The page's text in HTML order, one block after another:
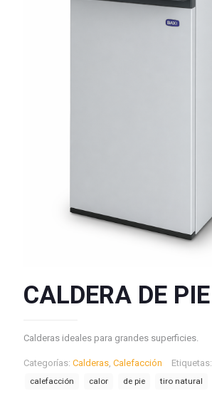
CALDERA DE PIE
Calderas ideales para grandes superficies.
Categorías: Calderas Calefacción Etiquetas:
calefacción
calor de pie tiro natural